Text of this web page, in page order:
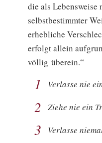
die als
selbstbestimmter
erhebliche
erfolgt allein
völlig überein.“
1 Verlasse nie
2 Ziehe nie ein
3 Verlasse